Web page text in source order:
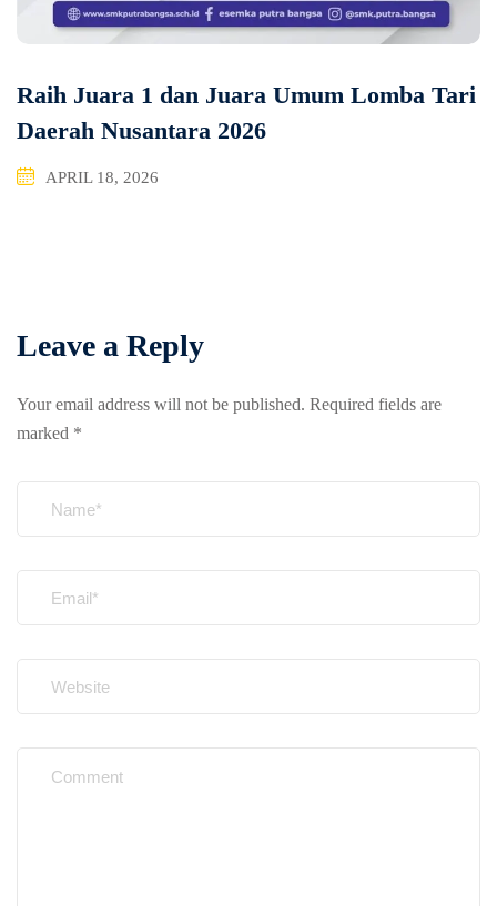
Raih Juara 1 dan Juara Umum Lomba Tari
Daerah Nusantara 2026
APRIL 18, 2026
Leave a Reply
Your email address will not be published. Required fields are
marked *